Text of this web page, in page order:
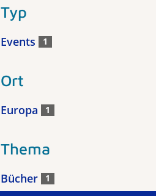
Typ
Events 1
Ort
Europa 1
Thema
Bücher 1